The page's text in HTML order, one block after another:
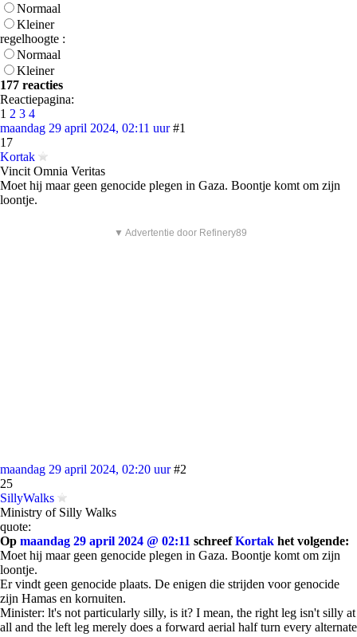
Normaal
Kleiner
regelhoogte :
Normaal
Kleiner
177 reacties
Reactiepagina:
1 2 3 4
maandag 29 april 2024, 02:11 uur #1
17
Kortak
Vincit Omnia Veritas
Moet hij maar geen genocide plegen in Gaza. Boontje komt om zijn
loontje.
▼ Advertentie door Refinery89
maandag 29 april 2024, 02:20 uur #2
25
SillyWalks
Ministry of Silly Walks
quote:
Op maandag 29 april 2024 @ 02:11 schreefKortak het volgende:
Moet hij maar geen genocide plegen in Gaza. Boontje komt om zijn
loontje.
Er vindt geen genocide plaats. De enigen die strijden voor genocide
zijn Hamas en kornuiten.
Minister: lt's not particularly silly, is it? I mean, the right leg isn't silly at
all and the left leg merely does a forward aerial half turn every alternate